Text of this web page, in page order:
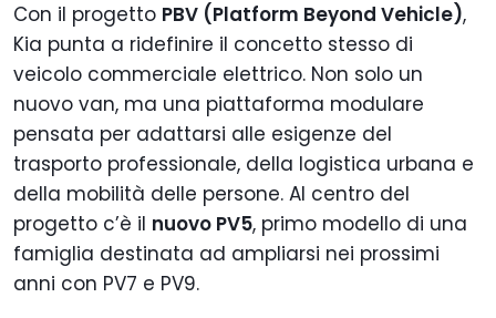
Con il progetto PBV (Platform Beyond Vehicle),
Kia punta a ridefinire il concetto stesso di
veicolo commerciale elettrico. Non solo un
nuovo van, ma una piattaforma modulare
pensata per adattarsi alle esigenze del
trasporto professionale, della logistica urbana e
della mobilità delle persone. Al centro del
progetto c’è il nuovo PV5, primo modello di una
famiglia destinata ad ampliarsi nei prossimi
anni con PV7 e PV9.